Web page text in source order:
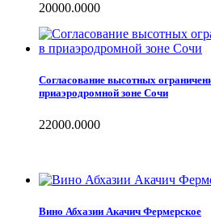
20000.0000
Согласование высотных
приаэродромной зоне Сочи
22000.0000
Вино Абхазии Акачич Фермерское